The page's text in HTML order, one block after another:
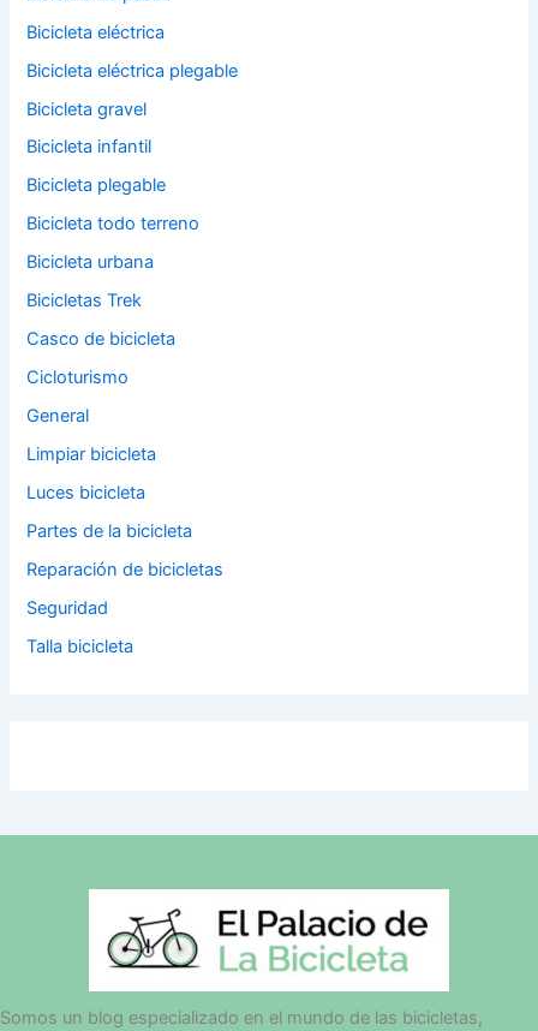
Bicicleta eléctrica
Bicicleta eléctrica plegable
Bicicleta gravel
Bicicleta infantil
Bicicleta plegable
Bicicleta todo terreno
Bicicleta urbana
Bicicletas Trek
Casco de bicicleta
Cicloturismo
General
Limpiar bicicleta
Luces bicicleta
Partes de la bicicleta
Reparación de bicicletas
Seguridad
Talla bicicleta
Somos un blog especializado en el mundo de las bicicletas,